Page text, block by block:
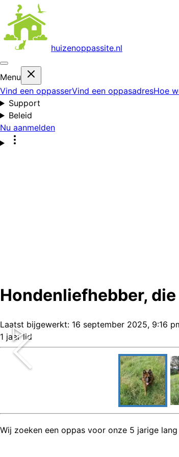
huizenoppassite.nl
Menu
Vind een oppasserVind een oppasadresHoe
Support
Beleid
Nu aanmelden
Hondenliefhebber,
Laatst bijgewerkt: 16 september 2025, 9:16
1 jaar lid
Wij zoeken een oppas voor onze 5 jarige